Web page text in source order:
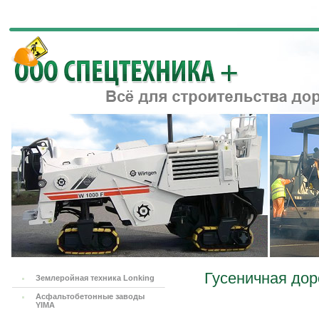
Землеройная техника Lonking
Асфальтобетонные заводы
YIMA
Гусеничная